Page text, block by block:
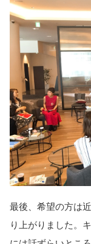
最後、希望の方は
り上がりました。